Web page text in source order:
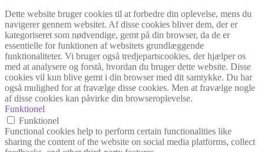
Dette website bruger cookies til at forbedre din oplevelse, mens du
navigerer gennem websitet. Af disse cookies bliver dem, der er
kategoriseret som nødvendige, gemt på din browser, da de er
essentielle for funktionen af websitets grundlæggende
funktionaliteter. Vi bruger også tredjepartscookies, der hjælper os
med at analysere og forstå, hvordan du bruger dette website. Disse
cookies vil kun blive gemt i din browser med dit samtykke. Du har
også mulighed for at fravælge disse cookies. Men at fravælge nogle
af disse cookies kan påvirke din browseroplevelse.
Funktionel
Funktionel
Functional cookies help to perform certain functionalities like
sharing the content of the website on social media platforms, collect